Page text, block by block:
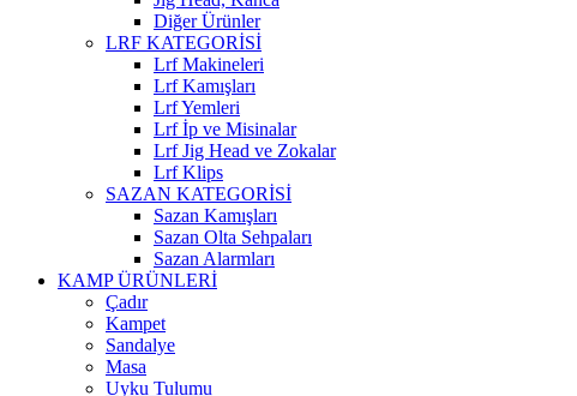
Diğer Ürünler
LRF KATEGORİSİ
Lrf Makineleri
Lrf Kamışları
Lrf Yemleri
Lrf İp ve Misinalar
Lrf Jig Head ve Zokalar
Lrf Klips
SAZAN KATEGORİSİ
Sazan Kamışları
Sazan Olta Sehpaları
Sazan Alarmları
KAMP ÜRÜNLERİ
Çadır
Kampet
Sandalye
Masa
Uyku Tulumu